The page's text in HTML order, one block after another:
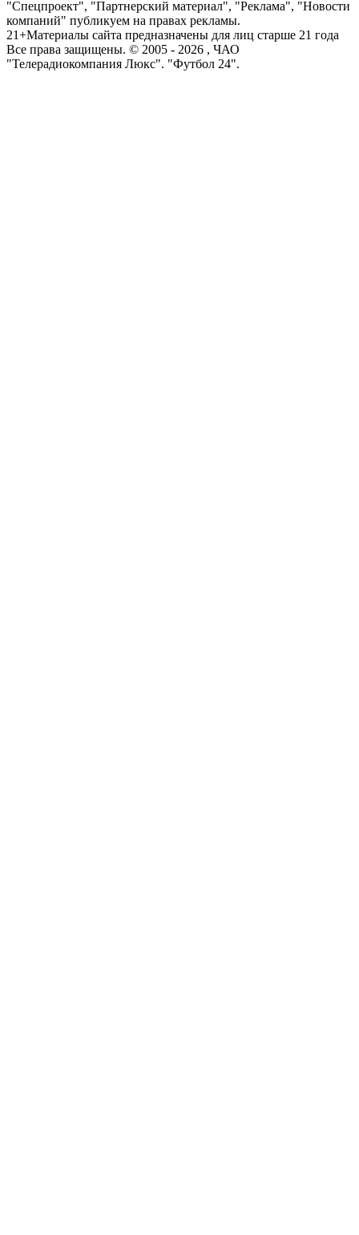
"Спецпроект", "Партнерский материал", "Реклама", "Новости
компаний" публикуем на правах рекламы.
21+Материалы сайта предназначены для лиц старше 21 года
Все права защищены. © 2005 - 2026 , ЧАО
"Телерадиокомпания Люкс". "Футбол 24".